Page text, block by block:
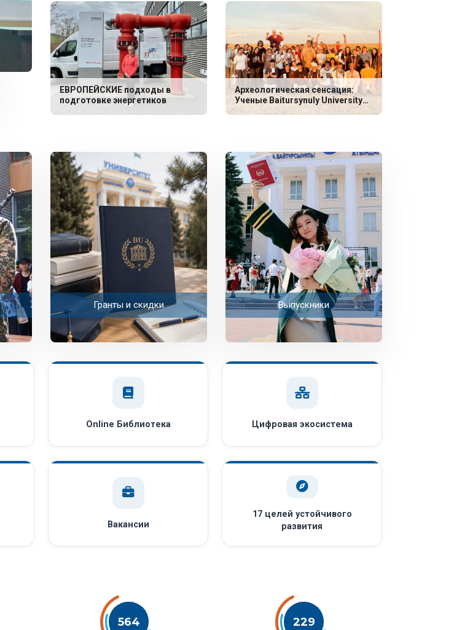
ЕВРОПЕЙСКИЕ подходы в
подготовке энергетиков
Археологическая сенсация:
Ученые Baitursynuly University
обнаружили уникальные
Гранты и скидки Выпускники
Online Библиотека Цифровая экосистема
Вакансии
17 целей устойчивого
развития
564 229